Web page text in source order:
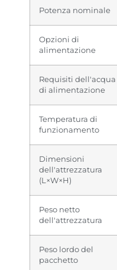
Potenza nominale
Opzioni di
alimentazione
Requisiti dell'acqua
di alimentazione
Temperatura di
funzionamento
Dimensioni
dell'attrezzatura
(L×W×H)
Peso netto
dell'attrezzatura
Peso lordo del
pacchetto